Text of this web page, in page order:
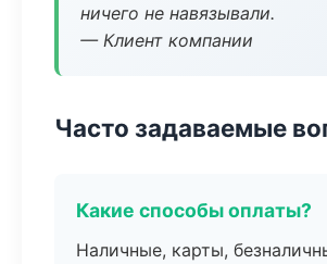
ничего не навязывали.
— Клиент компании
Часто задаваемые
Какие способы оплаты?
Наличные, карты,